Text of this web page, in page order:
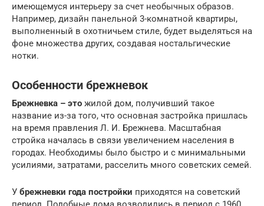
имеющемуся интерьеру за счет необычных образов.
Например, дизайн панельной 3-комнатной квартиры,
выполненный в охотничьем стиле, будет выделяться на
фоне множества других, создавая ностальгические
нотки.
Особенности брежневок
Брежневка – это жилой дом, получивший такое
название из-за того, что основная застройка пришлась
на время правления Л. И. Брежнева. Масштабная
стройка началась в связи увеличением населения в
городах. Необходимы было быстро и с минимальными
усилиями, затратами, расселить много советских семей.
У брежневки года постройки приходятся на советский